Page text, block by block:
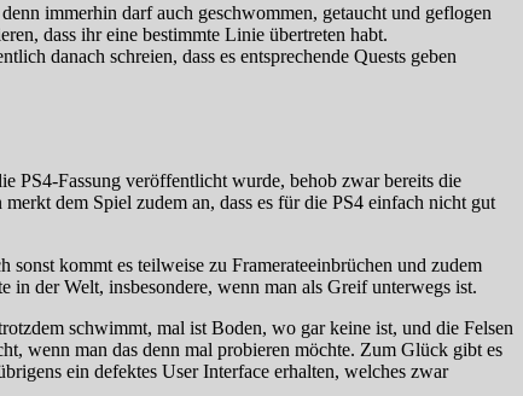
immerhin darf auch geschwommen, getaucht und geflogen
dass ihr eine bestimmte Linie übertreten habt.
danach schreien, dass es entsprechende Quests geben
PS4-Fassung veröffentlicht wurde, behob zwar bereits die
dem Spiel zudem an, dass es für die PS4 einfach nicht gut
kommt es teilweise zu Framerateeinbrüchen und zudem
der Welt, insbesondere, wenn man als Greif unterwegs ist.
schwimmt, mal ist Boden, wo gar keine ist, und die Felsen
wenn man das denn mal probieren möchte. Zum Glück gibt es
ein defektes User Interface erhalten, welches zwar